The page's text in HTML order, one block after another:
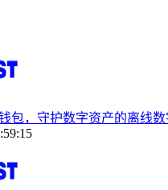
包，守护数字资产的离线